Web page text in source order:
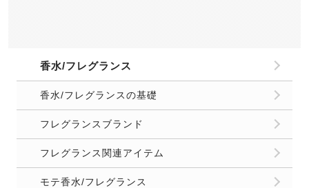
香水/フレグランス
香水/フレグランスの基礎
フレグランスブランド
フレグランス関連アイテム
モテ香水/フレグランス